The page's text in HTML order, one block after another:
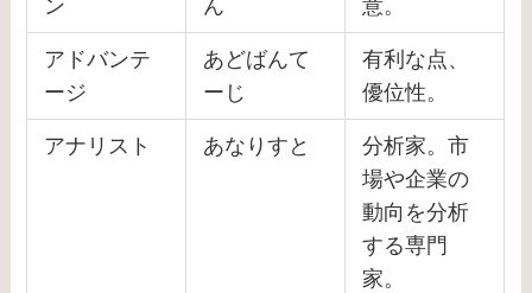
ン
ん
意。
アドバンテ
ージ
あどばんて
ーじ
有利な点、
優位性。
アナリスト あなりすと
分析家。市
場や企業の
動向を分析
する専門
家。